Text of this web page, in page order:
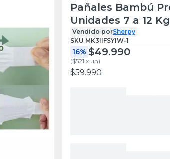
Pañales Bambú
Unidades 7 a 12 Kg
Vendido porSherpy
SKU MK3IIFSYIW-1
16% $49.990
($521 x un)
$59.990